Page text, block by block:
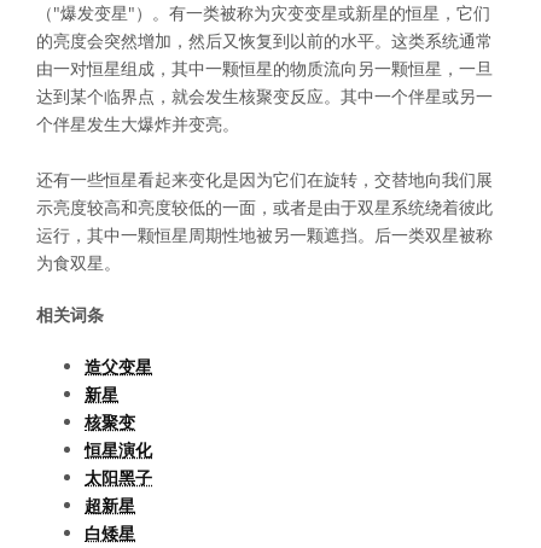
（"爆发变星"）。有一类被称为灾变变星或新星的恒星，它们
的亮度会突然增加，然后又恢复到以前的水平。这类系统通常
由一对恒星组成，其中一颗恒星的物质流向另一颗恒星，一旦
达到某个临界点，就会发生核聚变反应。其中一个伴星或另一
个伴星发生大爆炸并变亮。
还有一些恒星看起来变化是因为它们在旋转，交替地向我们展
示亮度较高和亮度较低的一面，或者是由于双星系统绕着彼此
运行，其中一颗恒星周期性地被另一颗遮挡。后一类双星被称
为食双星。
相关词条
造父变星
新星
核聚变
恒星演化
太阳黑子
超新星
白矮星